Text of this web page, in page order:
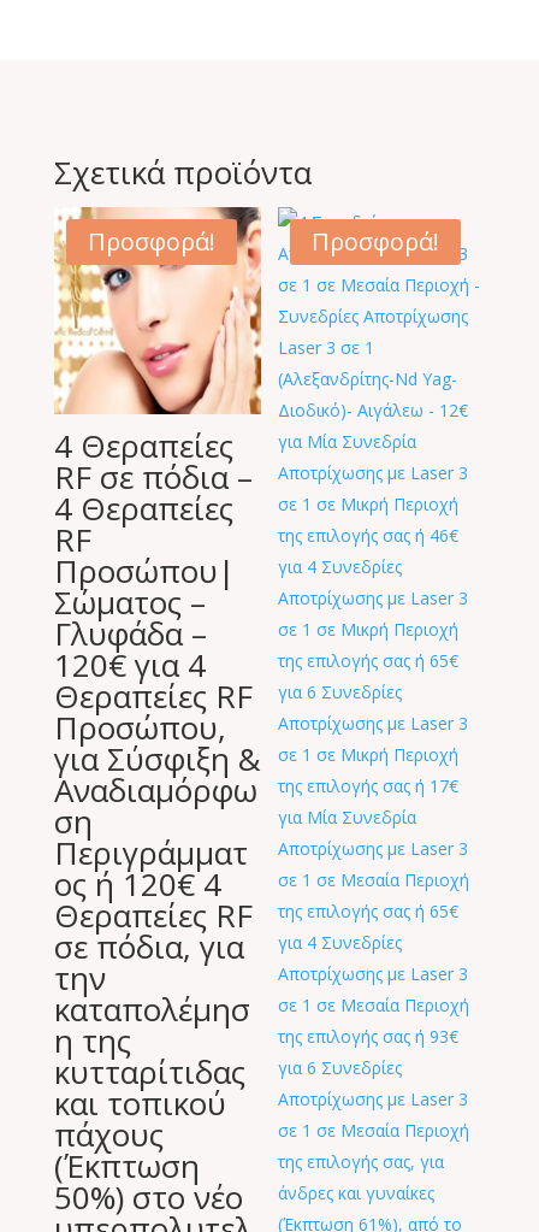
Σχετικά προϊόντα
Προσφορά!
4 Θεραπείες
RF σε πόδια –
4 Θεραπείες
RF
Προσώπου|
Σώματος –
Γλυφάδα –
120€ για 4
Θεραπείες RF
Προσώπου,
για Σύσφιξη &
Αναδιαμόρφω
ση
Περιγράμματ
ος ή 120€ 4
Θεραπείες RF
σε πόδια, για
την
καταπολέμησ
η της
κυτταρίτιδας
και τοπικού
πάχους
(Έκπτωση
50%) στο νέο
Προσφορά!